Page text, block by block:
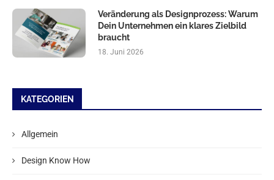
Veränderung als Designprozess: Warum
Dein Unternehmen ein klares Zielbild
braucht
18. Juni 2026
KATEGORIEN
Allgemein
Design Know How